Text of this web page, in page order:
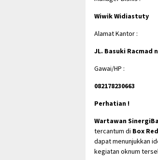
Wiwik Widiastuty
Alamat Kantor :
JL. Basuki Racmad
Gawai/HP :
082178230663
Perhatian !
Wartawan
tercantum di Box
dapat menunjukkan
kegiatan oknum